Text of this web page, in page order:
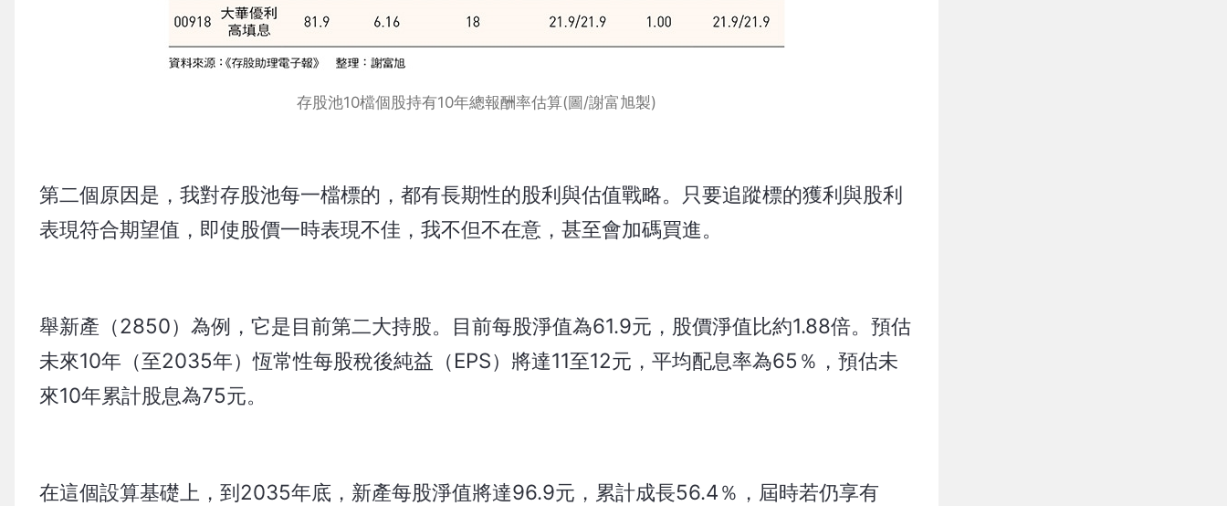
存股池10檔個股持有10年總報酬率估算(圖/謝富旭製)
第二個原因是，我對存股池每一檔標的，都有長期性的股利與估值戰略。只要追蹤標的獲利與股利
表現符合期望值，即使股價一時表現不佳，我不但不在意，甚至會加碼買進。
舉新產（2850）為例，它是目前第二大持股。目前每股淨值為61.9元，股價淨值比約1.88倍。預估
未來10年（至2035年）恆常性每股稅後純益（EPS）將達11至12元，平均配息率為65％，預估未
來10年累計股息為75元。
在這個設算基礎上，到2035年底，新產每股淨值將達96.9元，累計成長56.4％，屆時若仍享有